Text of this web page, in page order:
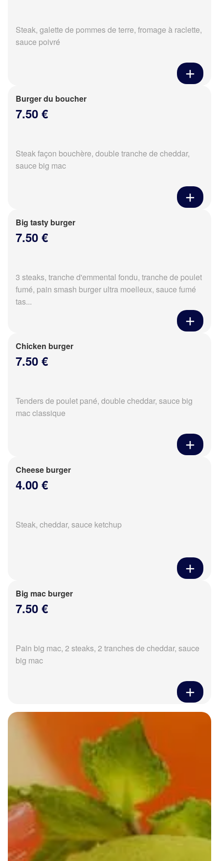
Steak, galette de pommes de terre, fromage à raclette,
sauce poivré
Burger du boucher
7.50 €
Steak façon bouchère, double tranche de cheddar,
sauce big mac
Big tasty burger
7.50 €
3 steaks, tranche d'emmental fondu, tranche de poulet
fumé, pain smash burger ultra moelleux, sauce fumé
tas...
Chicken burger
7.50 €
Tenders de poulet pané, double cheddar, sauce big
mac classique
Cheese burger
4.00 €
Steak, cheddar, sauce ketchup
Big mac burger
7.50 €
Pain big mac, 2 steaks, 2 tranches de cheddar, sauce
big mac